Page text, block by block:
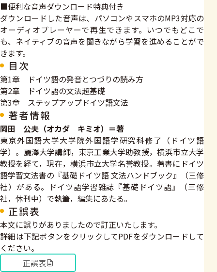
■便利な音声ダウンロード特典付き
ダウンロードした音声は、パソコンやスマホのMP3対応の
オーディオプレーヤーで再生できます。いつでもどこで
も、ネイティブの音声を聞きながら学習を進めることがで
きます。
目次
第1章 ドイツ語の発音とつづりの読み方
第2章 ドイツ語の文法超基礎
第3章 ステップアップドイツ語文法
著者情報
岡田 公夫（オカダ キミオ）＝著
東京外国語大学大学院外国語学研究科修了（ドイツ語
学）。麗澤大学講師，東京工業大学助教授，横浜市立大学
教授を経て，現在，横浜市立大学名誉教授。著書にドイツ
語学習文法書の『基礎ドイツ語 文法ハンドブック』（三修
社）がある。ドイツ語学習雑誌『基礎ドイツ語』（三修
社，休刊中）で執筆，編集にあたる。
正誤表
本文に誤りがありましたので訂正いたします。
詳細は下記ボタンをクリックしてPDFをダウンロードして
ください。
正誤表